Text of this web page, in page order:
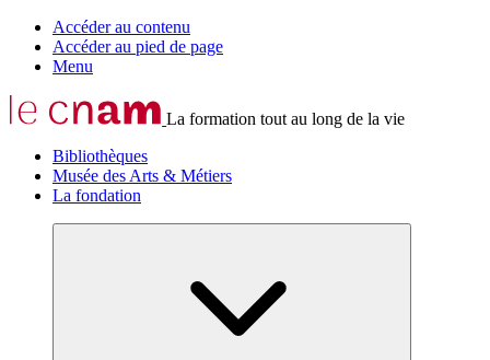
Accéder au contenu
Accéder au pied de page
Menu
La formation tout au long de la vie
Bibliothèques
Musée des Arts & Métiers
La fondation